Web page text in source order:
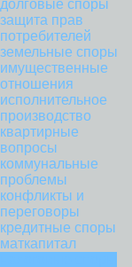
долговые споры
защита прав
потребителей
земельные споры
имущественные
отношения
исполнительное
производство
квартирные
вопросы
коммунальные
проблемы
конфликты и
переговоры
кредитные споры
маткапитал